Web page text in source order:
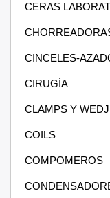
CERAS
CINCELES-
CIRUGÍA
CLAMPS Y
COILS
COMPOMEROS